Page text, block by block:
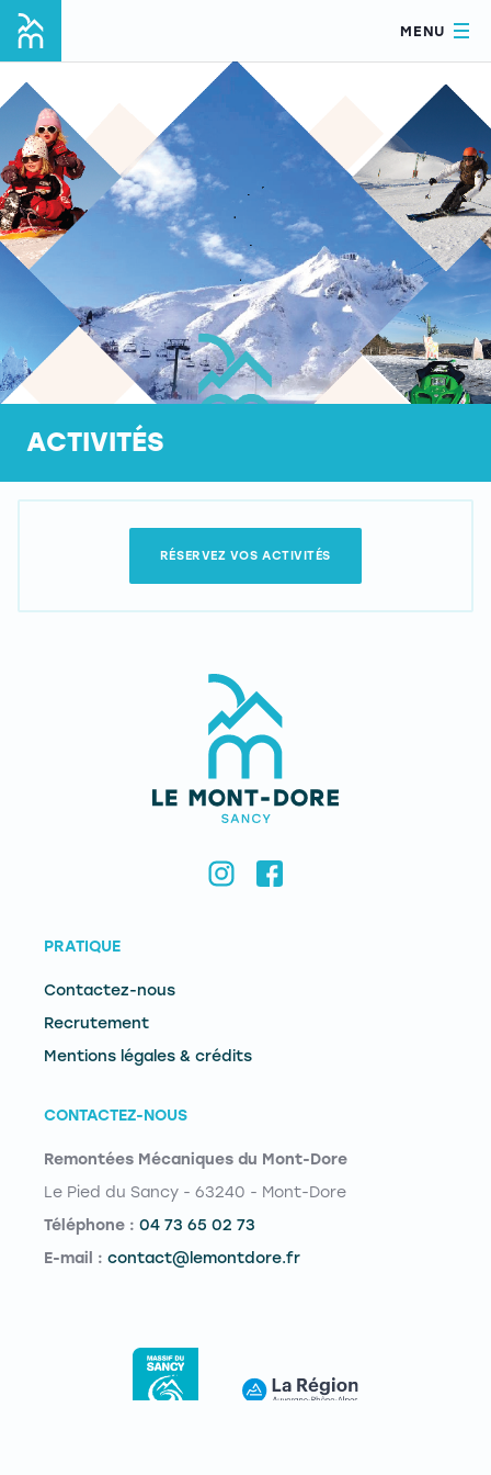
MENU
ACTIVITÉS
RÉSERVEZ VOS ACTIVITÉS
PRATIQUE
Contactez-nous
Recrutement
Mentions légales & crédits
CONTACTEZ-NOUS
Remontées Mécaniques du Mont-Dore
Le Pied du Sancy - 63240 - Mont-Dore
Téléphone : 04 73 65 02 73
E-mail : contact@lemontdore.fr